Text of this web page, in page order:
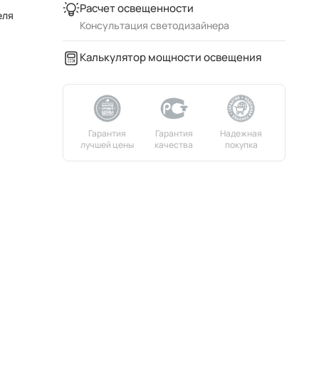
Расчет освещенности
Консультация светодизайнера
Калькулятор мощности освещения